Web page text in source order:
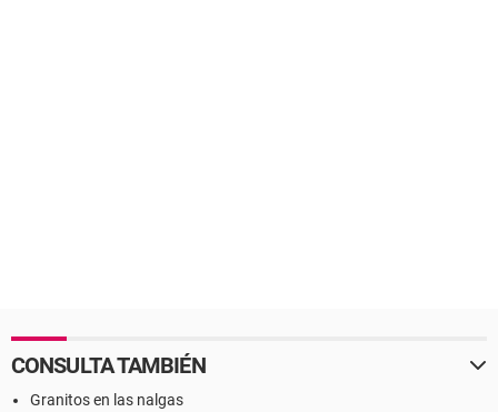
CONSULTA TAMBIÉN
Granitos en las nalgas